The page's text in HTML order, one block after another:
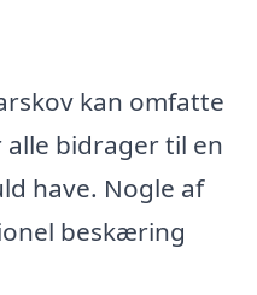
kan omfatte
bidrager til en
have. Nogle af
beskæring